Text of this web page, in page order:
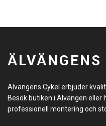
ÄLVÄNGENS
Älvängens Cykel erbjuder
Besök butiken i Älvängen eller
professionell montering och